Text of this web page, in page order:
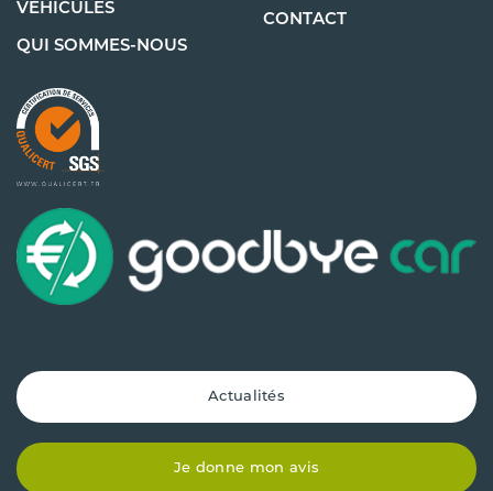
VÉHICULES
QUI SOMMES-NOUS
CONTACT
Actualités
Je donne mon avis